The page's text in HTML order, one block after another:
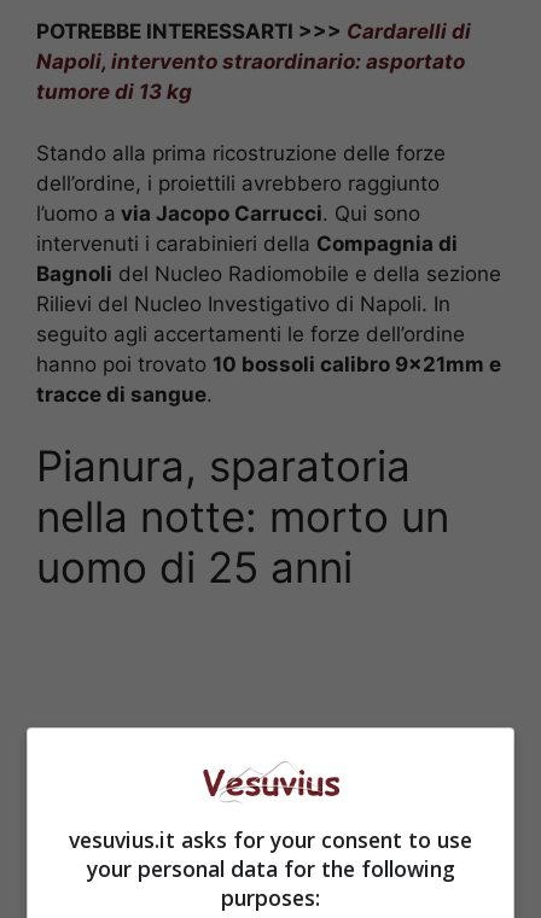
POTREBBE INTERESSARTI >>> Cardarelli di
Napoli, intervento straordinario: asportato
tumore di 13 kg
Stando alla prima ricostruzione delle forze
dell’ordine, i proiettili avrebbero raggiunto
l’uomo a via Jacopo Carrucci. Qui sono
intervenuti i carabinieri della Compagnia di
Bagnoli del Nucleo Radiomobile e della sezione
Rilievi del Nucleo Investigativo di Napoli. In
seguito agli accertamenti le forze dell’ordine
hanno poi trovato 10 bossoli calibro 9x21mm e
tracce di sangue.
Pianura, sparatoria
nella notte: morto un
uomo di 25 anni
vesuvius.it asks for your consent to use
your personal data for the following
purposes: